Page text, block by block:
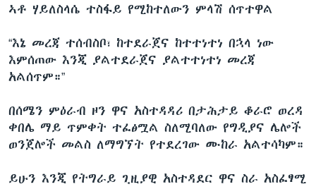
ኣቶ ሃይለስላሴ ተስፋይ የሚከተለውን ምላሽ ሰጥተዋል
“እኔ መረጃ ተሰብስቦ፣ ከተደራጀና ከተተነተነ በኋላ ነው
እምሰጠው እንጂ ያልተደራጀና ያልተተነተነ መረጃ
አልሰጥም።”
በሰሜን ምዕራብ ዞን ዋና አስተዳዳሪ በታሕታይ ቆራሮ ወረዳ
ቀበሌ ማይ ጥምቀት ተፈፅሟል ስለሚባለው የግዲያና ሌሎች
ወንጀሎች መልስ ለማግኘት የተደረገው ሙከራ አልተሳካም።
ይሁን እንጂ የትግራይ ጊዚያዊ አስተዳደር ዋና ስራ አስፈፃሚ